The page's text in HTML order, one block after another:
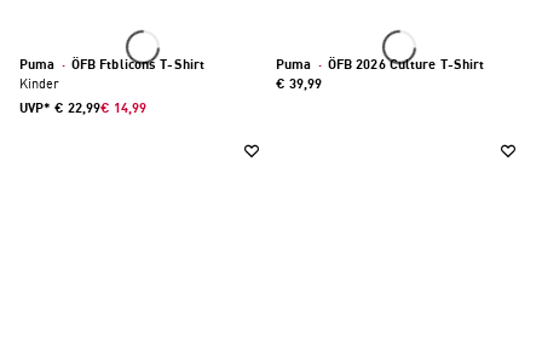
Puma · ÖFB Ftblicons T-Shirt
Kinder
UVP* € 22,99€ 14,99
Puma · ÖFB 2026 Culture T-Shirt
€ 39,99